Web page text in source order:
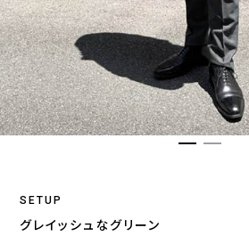
SETUP
グレイッシュなグリーン